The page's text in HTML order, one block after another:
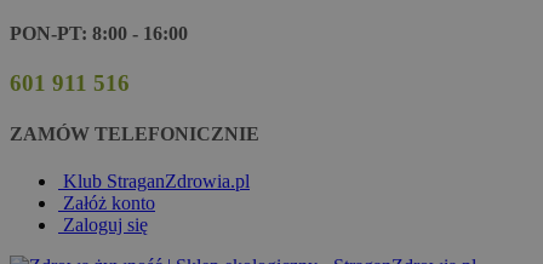
PON-PT: 8:00 - 16:00
601 911 516
ZAMÓW TELEFONICZNIE
Klub StraganZdrowia.pl
Załóż konto
Zaloguj się